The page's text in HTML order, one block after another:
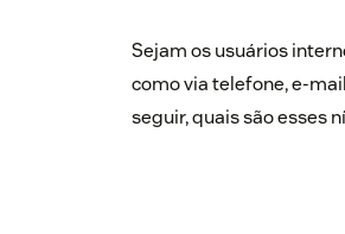
Sejam os usuários
como via telefone, e-
seguir, quais são esses